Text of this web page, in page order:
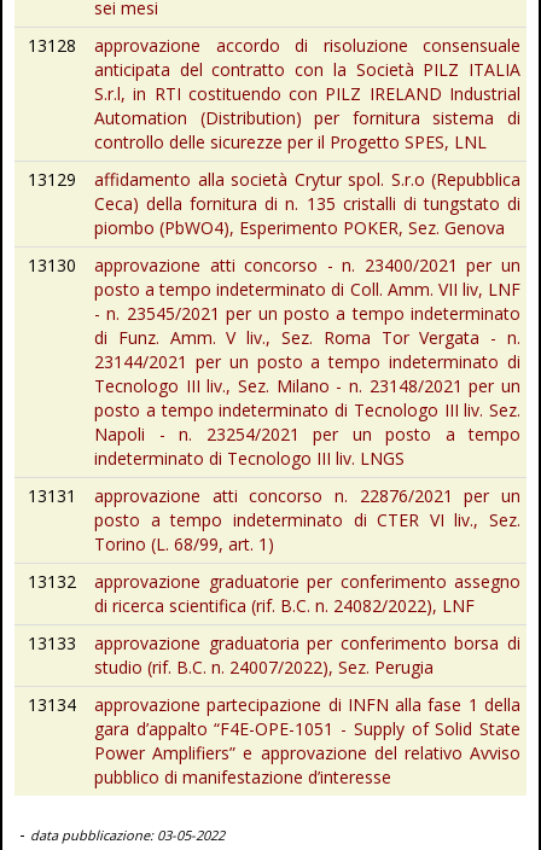
sei mesi
13128
approvazione accordo di risoluzione consensuale
anticipata del contratto con la Società PILZ ITALIA
S.r.l, in RTI costituendo con PILZ IRELAND Industrial
Automation (Distribution) per fornitura sistema di
controllo delle sicurezze per il Progetto SPES, LNL
13129
affidamento alla società Crytur spol. S.r.o (Repubblica
Ceca) della fornitura di n. 135 cristalli di tungstato di
piombo (PbWO4), Esperimento POKER, Sez. Genova
13130
approvazione atti concorso - n. 23400/2021 per un
posto a tempo indeterminato di Coll. Amm. VII liv, LNF
- n. 23545/2021 per un posto a tempo indeterminato
di Funz. Amm. V liv., Sez. Roma Tor Vergata - n.
23144/2021 per un posto a tempo indeterminato di
Tecnologo III liv., Sez. Milano - n. 23148/2021 per un
posto a tempo indeterminato di Tecnologo III liv. Sez.
Napoli - n. 23254/2021 per un posto a tempo
indeterminato di Tecnologo III liv. LNGS
13131
approvazione atti concorso n. 22876/2021 per un
posto a tempo indeterminato di CTER VI liv., Sez.
Torino (L. 68/99, art. 1)
13132
approvazione graduatorie per conferimento assegno
di ricerca scientifica (rif. B.C. n. 24082/2022), LNF
13133
approvazione graduatoria per conferimento borsa di
studio (rif. B.C. n. 24007/2022), Sez. Perugia
13134
approvazione partecipazione di INFN alla fase 1 della
gara d’appalto “F4E-OPE-1051 - Supply of Solid State
Power Amplifiers” e approvazione del relativo Avviso
pubblico di manifestazione d’interesse
- data pubblicazione: 03-05-2022